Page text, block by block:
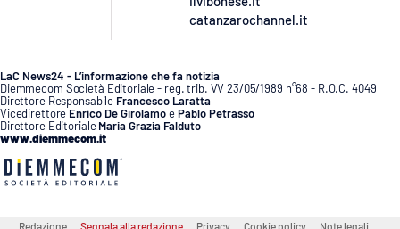
catanzarochannel.it
LaC News24 - L’informazione che fa notizia
Diemmecom Società Editoriale - reg. trib. VV 23/05/1989 n°68 - R.O.C. 4049
Direttore Responsabile Francesco Laratta
Vicedirettore Enrico De GirolamoePablo Petrasso
Direttore Editoriale Maria Grazia Falduto
www.diemmecom.it
Redazione Segnala alla redazione Privacy Cookie policy Note legali